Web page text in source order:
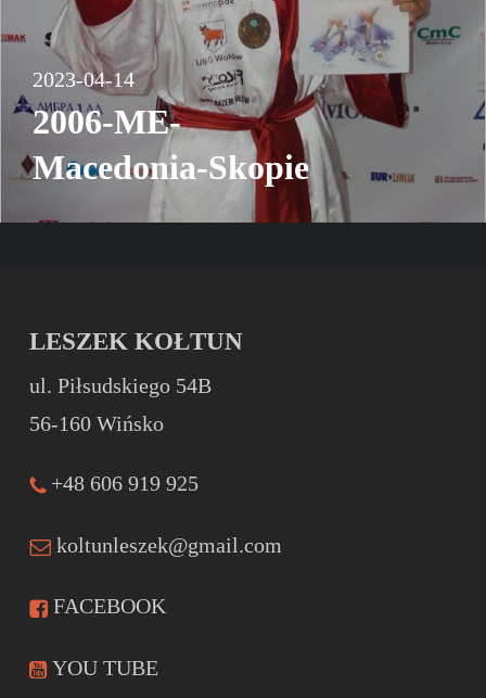
2023-04-14
2006-ME-
Macedonia-Skopie
LESZEK KOŁTUN
ul. Piłsudskiego 54B
56-160 Wińsko
+48 606 919 925
koltunleszek@gmail.com
FACEBOOK
YOU TUBE